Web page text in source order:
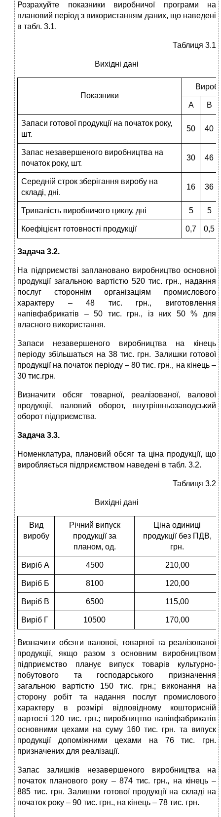
Розрахуйте показники виробничої програми на
плановий період з використанням даних, що наведені
в табл. 3.1.
Таблиця 3.1
Вихідні дані
Показники
А В
Запаси готової продукції на початок року,
шт.
50 40
Запас незавершеного виробництва на
початок року, шт.
30 46
Середній строк зберігання виробу на
складі, дні.
16 36
Тривалість виробничого циклу, дні 5 5
Коефіцієнт готовності продукції 0,7 0,5
Задача 3.2.
На підприємстві заплановано виробництво основної
продукції загальною вартістю 520 тис. грн., надання
послуг стороннім організаціям промислового
характеру – 48 тис. грн., виготовлення
напівфабрикатів – 50 тис. грн., із них 50 % для
власного використання.
Запаси незавершеного виробництва на кінець
періоду збільшаться на 38 тис. грн. Залишки готової
продукції на початок періоду – 80 тис. грн., на кінець –
30 тис.грн.
Визначити обсяг товарної, реалізованої, валової
продукції, валовий оборот, внутрішньозаводський
оборот підприємства.
Задача 3.3.
Номенклатура, плановий обсяг та ціна продукції, що
виробляється підприємством наведені в табл. 3.2.
Таблиця 3.2
Вихідні дані
Вид
виробу
Річний випуск
продукції за
планом, од.
Ціна одиниці
продукції без ПДВ,
грн.
Виріб А 4500 210,00
Виріб Б 8100 120,00
Виріб В 6500 115,00
Виріб Г 10500 170,00
Визначити обсяги валової, товарної та реалізованої
продукції, якщо разом з основним виробництвом
підприємство планує випуск товарів культурно-
побутового та господарського призначення
загальною вартістю 150 тис. грн.; виконання на
сторону робіт та надання послуг промислового
характеру в розмірі відповідному кошторисній
вартості 120 тис. грн.; виробництво напівфабрикатів
основними цехами на суму 160 тис. грн. та випуск
продукції допоміжними цехами на 76 тис. грн.
призначених для реалізації.
Запас залишків незавершеного виробництва на
початок планового року – 874 тис. грн., на кінець –
885 тис. грн. Залишки готової продукції на складі на
початок року – 90 тис. грн., на кінець – 78 тис. грн.